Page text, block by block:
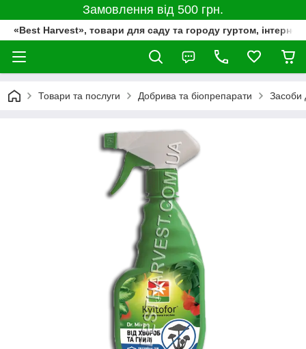
Замовлення від 500 грн.
«Best Harvest», товари для саду та городу гуртом,
Товари та послуги Добрива та біопрепарати Засоби